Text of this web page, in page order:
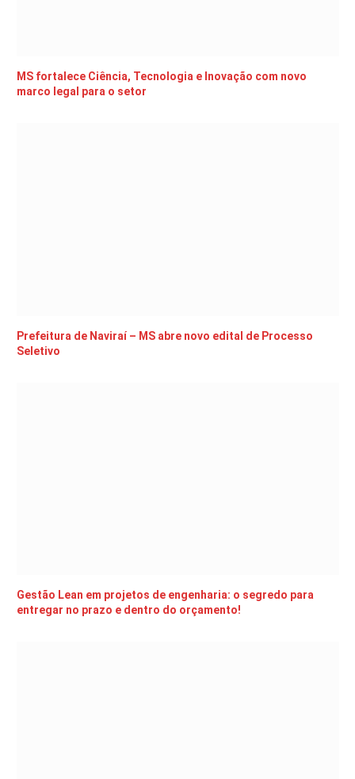
MS fortalece Ciência, Tecnologia e Inovação com novo
marco legal para o setor
Prefeitura de Naviraí – MS abre novo edital de Processo
Seletivo
Gestão Lean em projetos de engenharia: o segredo para
entregar no prazo e dentro do orçamento!